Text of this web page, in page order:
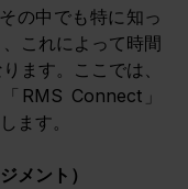
の中でも特に知っ
これによって時間
ます。ここでは、
RMS Connect」
ます。
メント）